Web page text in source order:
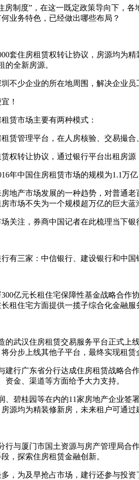
房制度”，在这一既定政策导向下，
业务特色，已经做出哪些布局？
套住房租赁权转让协议，房源均为
的全新房源。
不少企业的所在地周围，解决企业
！
赁市场主要有两种模式：
赁管理平台，在人房核验、交易撮
权转让协议，通过银行平台出租房
年中国住房租赁市场的规模为1.1万亿
地产市场发展的一种趋势，对普通
市场不失为一个规模超万亿的巨大蓝
关注，券商中国记者在此梳理当下
有三家：中信银行、建设银行和中国
亿元长租住宅保障性基金战略合
租住宅方面提供一揽子综合化金融
的武汉住房租赁交易服务平台正式
分步上线其他子平台，最终实现租
建行广东省分行达成住房租赁战略
金、渠道等方面给予大力支持。
、碧桂园等在内的11家房地产企业
源均为精装修新房，未来租户可通过
行与厦门市国土资源与房产管理局
，探索住房租赁金融创新。
，为及早抢占市场，建行还参与投